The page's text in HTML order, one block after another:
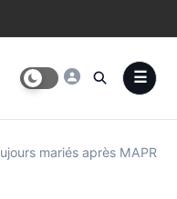
mariés après MAPR